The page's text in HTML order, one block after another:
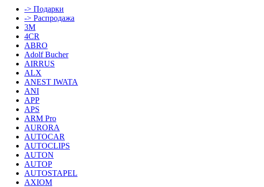
-> Подарки
-> Распродажа
3M
4CR
ABRO
Adolf Bucher
AIRRUS
ALX
ANEST IWATA
ANI
APP
APS
ARM Pro
AURORA
AUTOCAR
AUTOCLIPS
AUTON
AUTOP
AUTOSTAPEL
AXIOM